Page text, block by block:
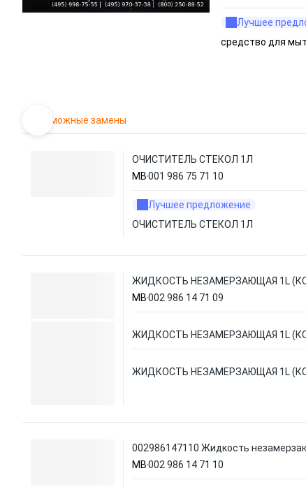
Лучшее
средство для
Возможные замены
ОЧИСТИТЕЛЬ СТЕКОЛ 1Л
MB001 986 75 71 10
Лучшее предложение
ОЧИСТИТЕЛЬ СТЕКОЛ 1Л
ЖИДКОСТЬ НЕЗАМЕРЗАЮЩАЯ 1L
MB002 986 14 71 09
ЖИДКОСТЬ НЕЗАМЕРЗАЮЩАЯ 1L
ЖИДКОСТЬ НЕЗАМЕРЗАЮЩАЯ 1L
002986147110 Жидкость
MB002 986 14 71 10